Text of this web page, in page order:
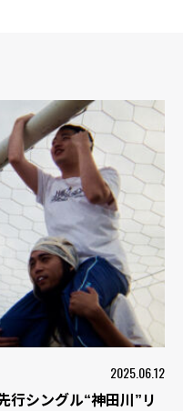
2025.06.12
行シングル“神田川”リ